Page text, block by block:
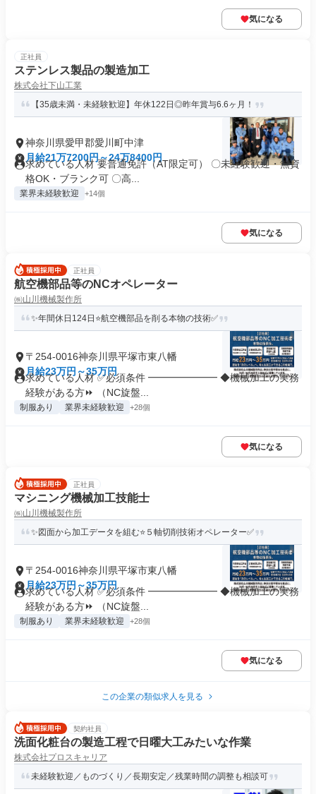
気になる
正社員
ステンレス製品の製造加工
株式会社下山工業
【35歳未満・未経験歓迎】年休122日◎昨年賞与6.6ヶ月！
神奈川県愛甲郡愛川町中津
月給21万7200円～24万8400円
求めている人材 要普通免許（AT限定可） 〇未経験歓迎・無資
格OK・ブランク可 〇高...
業界未経験歓迎 +14個
気になる
正社員
航空機部品等のNCオペレーター
㈱山川機械製作所
✨年間休日124日⭐航空機部品を削る本物の技術✅
〒254-0016神奈川県平塚市東八幡
月給23万円～35万円
求めている人材 ✅必須条件 ━━━━━━━ ◆機械加工の実務
経験がある方⏩ （NC旋盤...
制服あり 業界未経験歓迎 +28個
気になる
正社員
マシニング機械加工技能士
㈱山川機械製作所
✨図面から加工データを組む⭐５軸切削技術オペレーター✅
〒254-0016神奈川県平塚市東八幡
月給23万円～35万円
求めている人材 ✅必須条件 ━━━━━━━ ◆機械加工の実務
経験がある方⏩ （NC旋盤...
制服あり 業界未経験歓迎 +28個
気になる
この企業の類似求人を見る
契約社員
洗面化粧台の製造工程で日曜大工みたいな作業
株式会社プロスキャリア
未経験歓迎／ものづくり／長期安定／残業時間の調整も相談可